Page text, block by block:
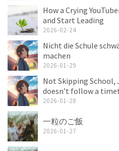
How a Crying
and Start Leading
2026-02-24
Nicht die Schule
machen
2026-01-29
Not Skipping School,
doesn’t follow a
2026-01-28
一粒のご飯
2026-01-27